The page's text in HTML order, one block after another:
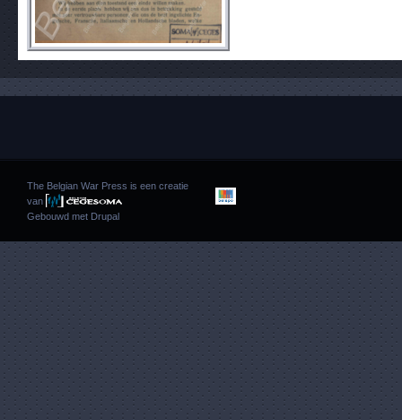
The Belgian War Press is een creatie
van
Gebouwd met Drupal